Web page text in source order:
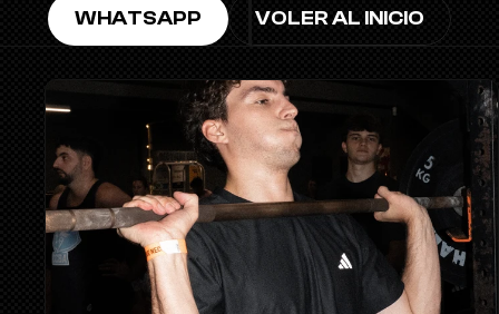
WHATSAPP VOLER AL INICIO